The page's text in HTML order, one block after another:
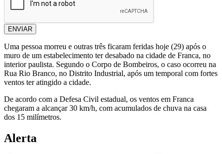
ENVIAR
Uma pessoa morreu e outras três ficaram feridas hoje (29) após o
muro de um estabelecimento ter desabado na cidade de Franca, no
interior paulista. Segundo o Corpo de Bombeiros, o caso ocorreu na
Rua Rio Branco, no Distrito Industrial, após um temporal com fortes
ventos ter atingido a cidade.
De acordo com a Defesa Civil estadual, os ventos em Franca
chegaram a alcançar 30 km/h, com acumulados de chuva na casa
dos 15 milímetros.
Alerta